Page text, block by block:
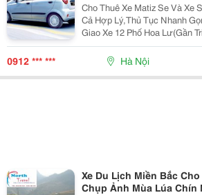
Cho Thuê Xe Matiz Se Và Xe
Cả Hợp Lý,Thủ Tục Nhanh
Giao Xe 12 Phố Hoa Lư(Gần
Lê Đại Hành,Quận Hai Bà
Xin Liên Hệ:anh Lai - 0912
0912 *** *** Hà Nội
Xe Du Lịch Miền Bắc
Chụp Ảnh Mùa Lúa Chín